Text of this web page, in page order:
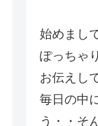
始めまし
ぽっちゃ
お伝えし
毎日の中
う・・そ